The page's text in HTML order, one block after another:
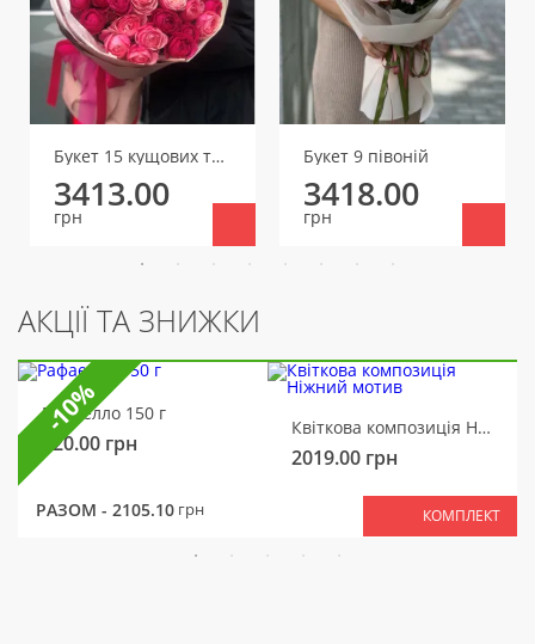
Букет 15 кущових троянд
3413.00
грн
Букет 9 півоній
3418.00
грн
АКЦІЇ ТА ЗНИЖКИ
Рафаелло 150 г
320.00 грн
Квіткова композиція Ніжний мотив
2019.00 грн
РАЗОМ - 2105.10 грн КОМПЛЕКТ
-10%